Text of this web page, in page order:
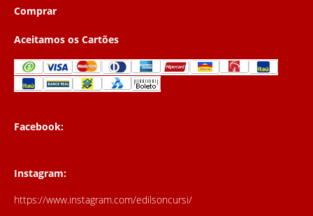
Comprar
Aceitamos os Cartões
Facebook:
Instagram:
https://www.instagram.com/edilsoncursi/